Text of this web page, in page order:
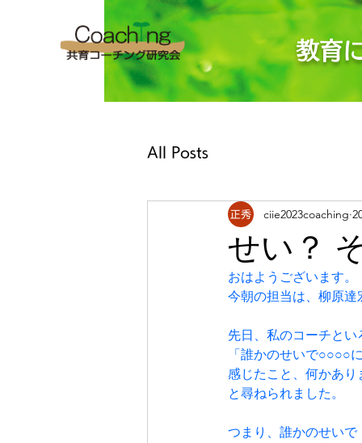
教育
All Posts
せい？
ciie2023coaching
おはようございます。
今朝の担当は、柳原達
先日、私のコーチと
「誰かのせいで○○○○
感じたこと、何かあり
と尋ねられました。
つまり、誰かのせいで